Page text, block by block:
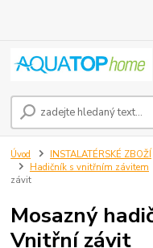
Úvod INSTALATÉRSKÉ ZBOŽÍ
Hadičník s vnitřním závitem
závit
Mosazný
Vnitřní závit